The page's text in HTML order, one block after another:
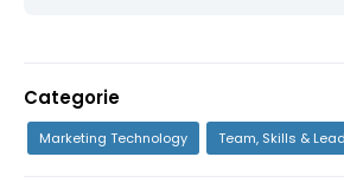
Categorie
Marketing Technology Team, Skills &